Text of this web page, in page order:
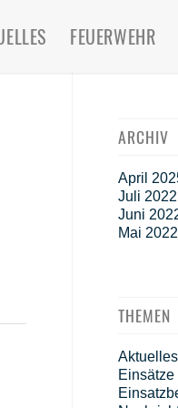
FEUERWEHR
ARCHIV
April
Juli 2022
Juni
Mai 2022
THEMEN
Aktuelles
Einsätze